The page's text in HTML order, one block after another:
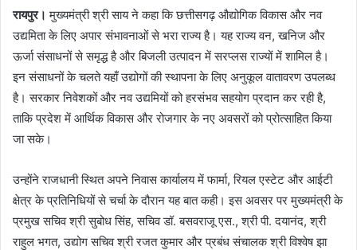
रायपुर। मुख्यमंत्री श्री साय ने कहा कि छत्तीसगढ़ औद्योगिक विकास और नव
उद्यमिता के लिए अपार संभावनाओं से भरा राज्य है। यह राज्य वन, खनिज और
ऊर्जा संसाधनों से समृद्ध है और बिजली उत्पादन में सरप्लस राज्यों में शामिल है।
इन संसाधनों के चलते यहाँ उद्योगों की स्थापना के लिए अनुकूल वातावरण उपलब्ध
है। सरकार निवेशकों और नव उद्यमियों को हरसंभव सहयोग प्रदान कर रही है,
ताकि प्रदेश में आर्थिक विकास और रोजगार के नए अवसरों को प्रोत्साहित किया
जा सके।
उन्होंने राजधानी स्थित अपने निवास कार्यालय में फार्मा, रियल एस्टेट और आईटी
क्षेत्र के प्रतिनिधियों से चर्चा के दौरान यह बात कही। इस अवसर पर मुख्यमंत्री के
प्रमुख सचिव श्री सुबोध सिंह, सचिव डॉ. बसवराजू एस., श्री पी. दयानंद, श्री
राहुल भगत, उद्योग सचिव श्री रजत कुमार और प्रबंध संचालक श्री विश्वेष झा